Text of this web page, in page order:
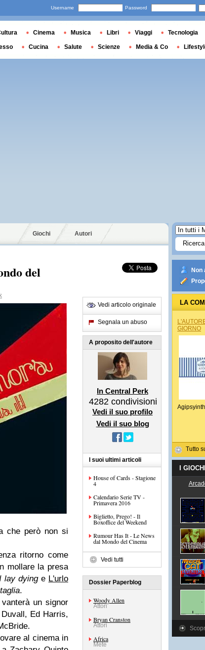
Giochi Autori
del
che però non si
ritorno come
mollare la presa
lay dyinge L'urlo
.
un signor
Ed Harris,
al cinema in
Vedi articolo originale
Segnala un abuso
A proposito dell'autore
In Central Perk
4282 condivisioni
Vedi il suo profilo
Vedi il suo blog
I suoi ultimi articoli
House of Cards - Stagione
4
Calendario Serie TV -
Primavera 2016
Biglietto, Prego! - Il
Boxoffice del Weekend
Rumour Has It - Le News
dal Mondo del Cinema
Vedi tutti
Dossier Paperblog
Woody Allen
Attori
Bryan Cranston
Attori
Africa
Mete
Non
LA
GIORNO
Tutto
I
Username Password
Cinema Musica Libri Viaggi Tecnologia
Cucina Salute Scienze Media & Co